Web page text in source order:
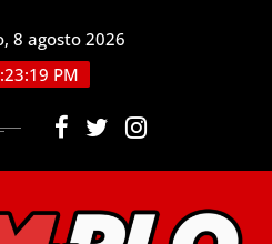
8 agosto 2026
PM